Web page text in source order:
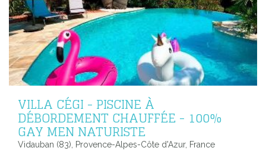
VILLA CÉGI - PISCINE À
DÉBORDEMENT CHAUFFÉE - 100%
GAY MEN NATURISTE
Vidauban (83), Provence-Alpes-Côte d'Azur, France